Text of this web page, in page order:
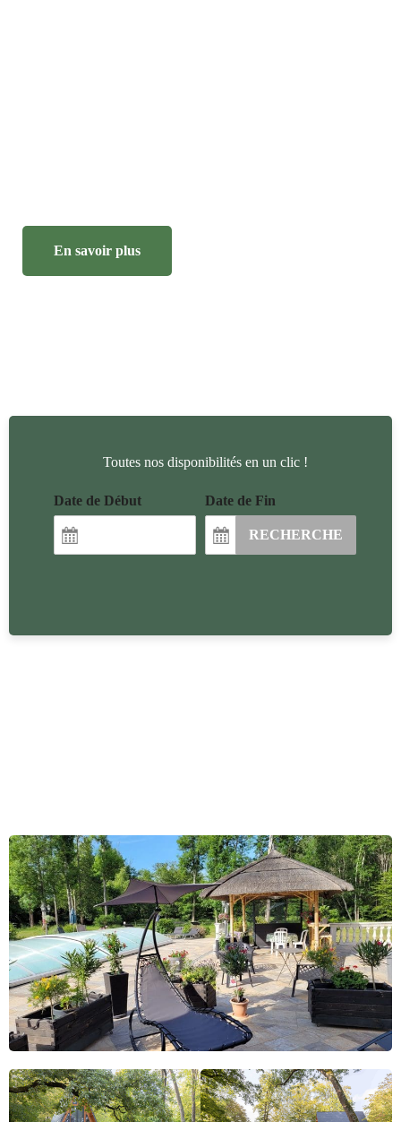
En savoir plus
Toutes nos disponibilités en un clic !
Date de Début Date de Fin
RECHERCHE